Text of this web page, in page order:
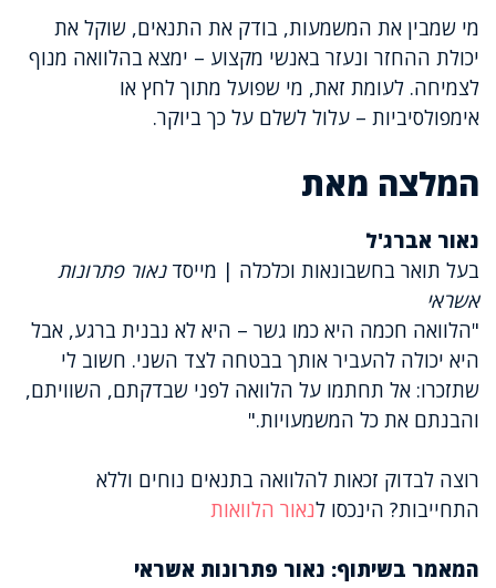
מי שמבין את המשמעות, בודק את התנאים, שוקל את
יכולת ההחזר ונעזר באנשי מקצוע – ימצא בהלוואה מנוף
לצמיחה. לעומת זאת, מי שפועל מתוך לחץ או
אימפולסיביות – עלול לשלם על כך ביוקר.
המלצה מאת
נאור אברג'ל
בעל תואר בחשבונאות וכלכלה | מייסדנאור פתרונות
אשראי
"הלוואה חכמה היא כמו גשר – היא לא נבנית ברגע, אבל
היא יכולה להעביר אותך בבטחה לצד השני. חשוב לי
שתזכרו: אל תחתמו על הלוואה לפני שבדקתם, השוויתם,
והבנתם את כל המשמעויות."
רוצה לבדוק זכאות להלוואה בתנאים נוחים וללא
התחייבות? הינכסו לנאור הלוואות
המאמר בשיתוף: נאור פתרונות אשראי